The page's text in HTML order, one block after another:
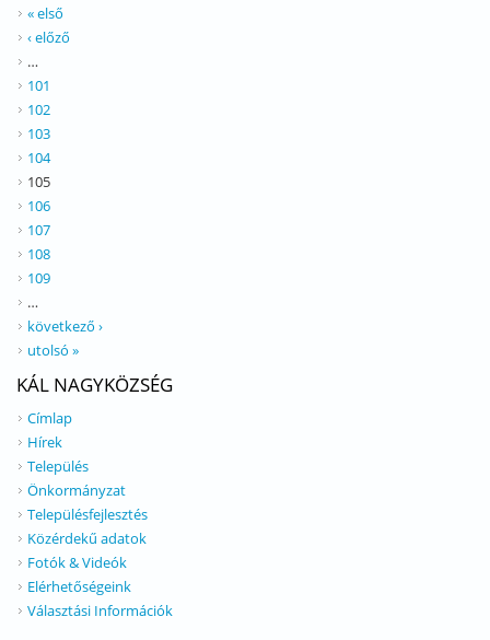
« első
‹ előző
…
101
102
103
104
105
106
107
108
109
…
következő ›
utolsó »
KÁL NAGYKÖZSÉG
Címlap
Hírek
Település
Önkormányzat
Településfejlesztés
Közérdekű adatok
Fotók & Videók
Elérhetőségeink
Választási Információk